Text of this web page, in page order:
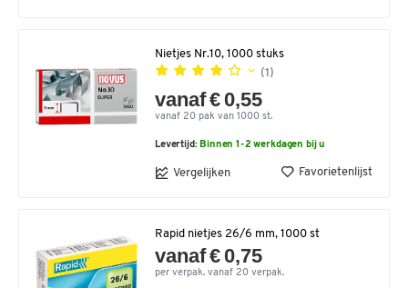
Nietjes Nr.10, 1000 stuks
(1)
vanaf € 0,55
vanaf 20 pak van 1000 st.
Levertijd: Binnen 1-2 werkdagen bij u
Vergelijken Favorietenlijst
Rapid nietjes 26/6 mm, 1000 st
vanaf € 0,75
per verpak. vanaf 20 verpak.